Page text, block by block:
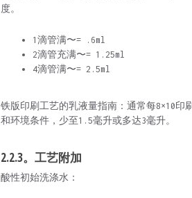
度。
1滴管满〜= .6ml
2滴管充满〜= 1.25ml
4滴管满〜= 2.5ml
铁版印刷工艺的乳液量指南：通常每8×10印
和环境条件，少至1.5毫升或多达3毫升。
2.2.3。工艺附加
酸性初始洗涤水：